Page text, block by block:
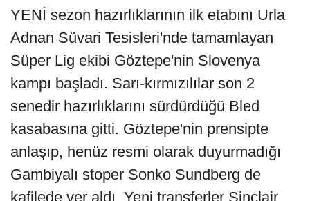
YENİ sezon hazırlıklarının ilk etabını Urla
Adnan Süvari Tesisleri'nde tamamlayan
Süper Lig ekibi Göztepe'nin Slovenya
kampı başladı. Sarı-kırmızılılar son 2
senedir hazırlıklarını sürdürdüğü Bled
kasabasına gitti. Göztepe'nin prensipte
anlaşıp, henüz resmi olarak duyurmadığı
Gambiyalı stoper Sonko Sundberg de
kafilede yer aldı. Yeni transferler Sinclair